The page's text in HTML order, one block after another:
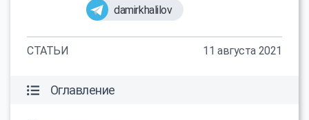
damirkhalilov
СТАТЬИ 11 августа 2021
Оглавление